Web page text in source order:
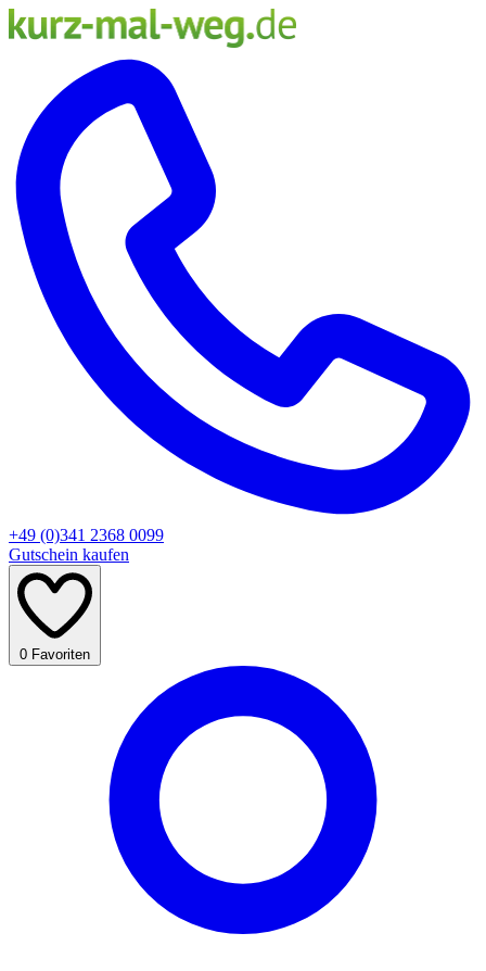
+49 (0)341 2368 0099
Gutschein kaufen
0 Favoriten